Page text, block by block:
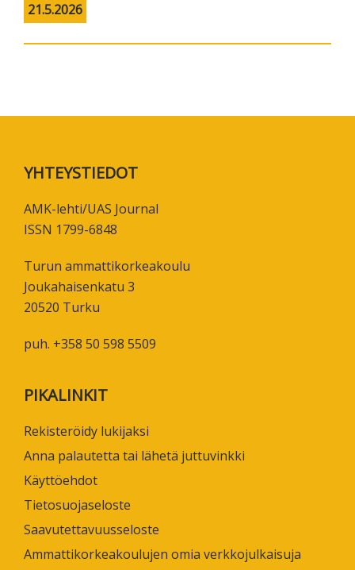
21.5.2026
Footer
YHTEYSTIEDOT
AMK-lehti/UAS Journal
ISSN 1799-6848
Turun ammattikorkeakoulu
Joukahaisenkatu 3
20520 Turku
puh. +358 50 598 5509
PIKALINKIT
Rekisteröidy lukijaksi
Anna palautetta tai lähetä juttuvinkki
Käyttöehdot
Tietosuojaseloste
Saavutettavuusseloste
Ammattikorkeakoulujen omia verkkojulkaisuja